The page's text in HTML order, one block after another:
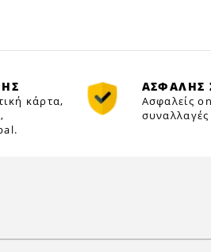
κάρτα,
ΑΣΦΑΛΗΣ
Ασφαλείς
συναλλαγές